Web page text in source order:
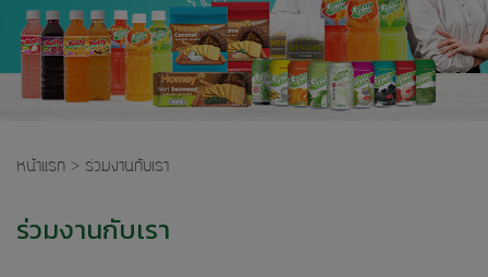
หน้าแรก > ร่วมงานกับเรา
ร่วมงานกับเรา